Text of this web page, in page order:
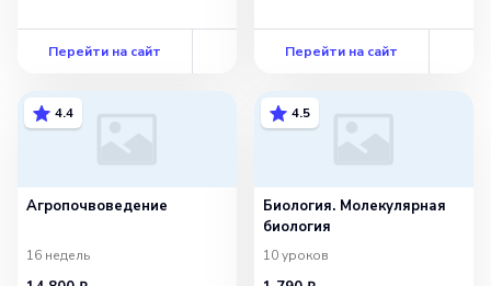
Перейти на сайт Перейти на сайт
4.4
Агропочвоведение
16 недель
4.5
Биология. Молекулярная
биология
10уроков